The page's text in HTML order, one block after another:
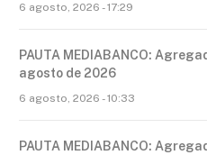
6 agosto, 2026 - 17:29
PAUTA MEDIABANCO:
agosto de 2026
6 agosto, 2026 - 10:33
PAUTA MEDIABANCO: